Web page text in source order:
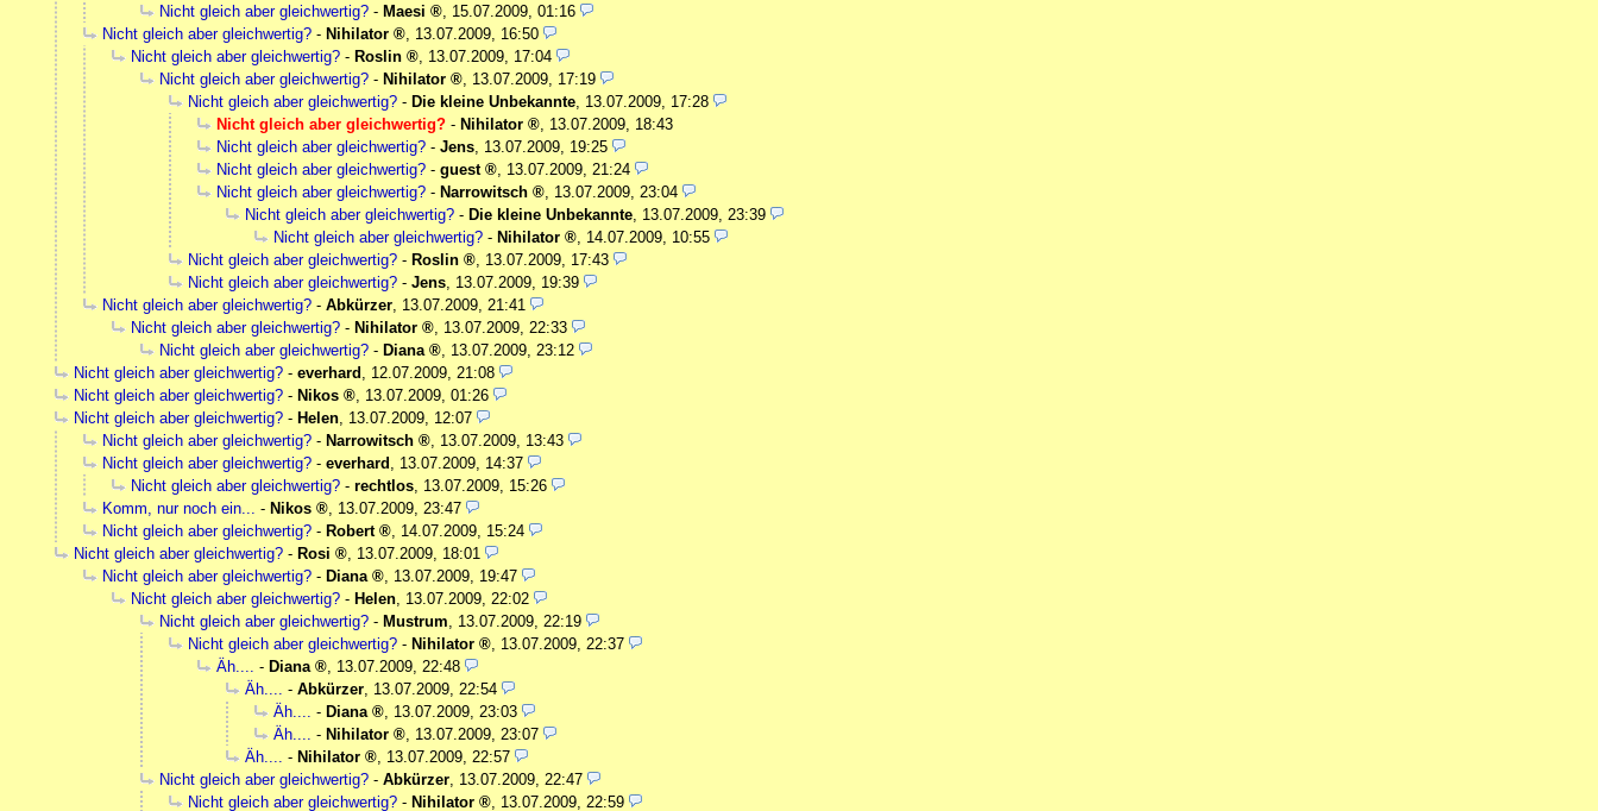
Nicht gleich aber gleichwertig? - Maesi , 15.07.2009, 01:16
Nicht gleich aber gleichwertig? - Nihilator , 13.07.2009, 16:50
Nicht gleich aber gleichwertig? - Roslin , 13.07.2009, 17:04
Nicht gleich aber gleichwertig? - Nihilator , 13.07.2009, 17:19
Nicht gleich aber gleichwertig? - Die kleine Unbekannte, 13.07.2009, 17:28
Nicht gleich aber gleichwertig? - Nihilator , 13.07.2009, 18:43
Nicht gleich aber gleichwertig? - Jens, 13.07.2009, 19:25
Nicht gleich aber gleichwertig? - guest , 13.07.2009, 21:24
Nicht gleich aber gleichwertig? - Narrowitsch , 13.07.2009, 23:04
Nicht gleich aber gleichwertig? - Die kleine Unbekannte, 13.07.2009, 23:39
Nicht gleich aber gleichwertig? - Nihilator , 14.07.2009, 10:55
Nicht gleich aber gleichwertig? - Roslin , 13.07.2009, 17:43
Nicht gleich aber gleichwertig? - Jens, 13.07.2009, 19:39
Nicht gleich aber gleichwertig? - Abkürzer, 13.07.2009, 21:41
Nicht gleich aber gleichwertig? - Nihilator , 13.07.2009, 22:33
Nicht gleich aber gleichwertig? - Diana , 13.07.2009, 23:12
Nicht gleich aber gleichwertig? - everhard , 12.07.2009, 21:08
Nicht gleich aber gleichwertig? - Nikos , 13.07.2009, 01:26
Nicht gleich aber gleichwertig? - Helen, 13.07.2009, 12:07
Nicht gleich aber gleichwertig? - Narrowitsch , 13.07.2009, 13:43
Nicht gleich aber gleichwertig? - everhard , 13.07.2009, 14:37
Nicht gleich aber gleichwertig? - rechtlos, 13.07.2009, 15:26
Komm, nur noch ein... - Nikos , 13.07.2009, 23:47
Nicht gleich aber gleichwertig? - Robert , 14.07.2009, 15:24
Nicht gleich aber gleichwertig? - Rosi , 13.07.2009, 18:01
Nicht gleich aber gleichwertig? - Diana , 13.07.2009, 19:47
Nicht gleich aber gleichwertig? - Helen, 13.07.2009, 22:02
Nicht gleich aber gleichwertig? - Mustrum, 13.07.2009, 22:19
Nicht gleich aber gleichwertig? - Nihilator , 13.07.2009, 22:37
Äh.... - Diana , 13.07.2009, 22:48
Äh.... - Abkürzer, 13.07.2009, 22:54
Äh.... - Diana , 13.07.2009, 23:03
Äh.... - Nihilator , 13.07.2009, 23:07
Äh.... - Nihilator , 13.07.2009, 22:57
Nicht gleich aber gleichwertig? - Abkürzer, 13.07.2009, 22:47
Nicht gleich aber gleichwertig? - Nihilator , 13.07.2009, 22:59